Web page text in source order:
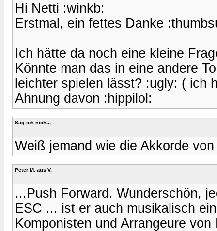
Hi Netti :winkb:
Erstmal, ein fettes Danke
Ich hätte da noch eine kleine
Könnte man das in eine andere
leichter spielen lässt? :ugly: ( ich
Ahnung davon :hippilol:
Sag ich nich...
Weiß jemand wie die Akkorde
Peter M. aus V.
...Push Forward. Wunderschön,
ESC ... ist er auch musikalisch
Komponisten und Arrangeure